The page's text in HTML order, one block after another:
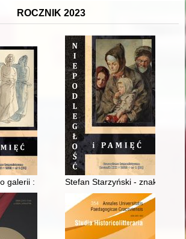
ROCZNIK 2023
galerii : geneza Galerii Plakatu Muzeum
Stefan Starzyński - znakomity